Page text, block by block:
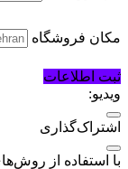
مکان فروشگاه
ثبت اطلاعات
ویدیو:
اشتراک‌گذاری
با استفاده از